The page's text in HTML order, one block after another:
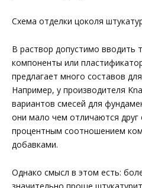
Схема отделки цоколя
В раствор допустимо вводить
компоненты или
предлагает много составов
Например, у производителя
вариантов смесей для
они мало чем отличаются друг
процентным соотношением
добавками.
Однако смысл в этом есть: